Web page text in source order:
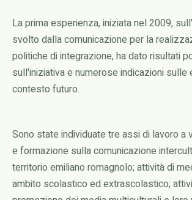
La prima esperienza, iniziata nel 2009,
svolto dalla comunicazione per la
politiche di integrazione, ha dato risultati
sull'iniziativa e numerose indicazioni sulle
contesto futuro.
Sono state individuate tre assi di lavoro a
e formazione sulla comunicazione
territorio emiliano romagnolo; attività di
ambito scolastico ed extrascolastico;